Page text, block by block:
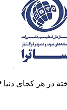
در هر کجای دنیا